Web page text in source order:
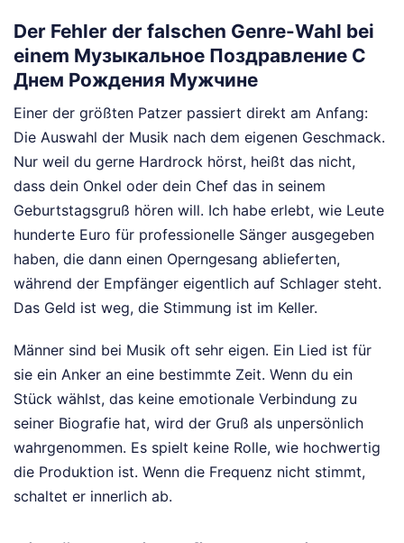
Der Fehler der falschen Genre-Wahl bei
einem Музыкальное Поздравление С
Днем Рождения Мужчине
Einer der größten Patzer passiert direkt am Anfang:
Die Auswahl der Musik nach dem eigenen Geschmack.
Nur weil du gerne Hardrock hörst, heißt das nicht,
dass dein Onkel oder dein Chef das in seinem
Geburtstagsgruß hören will. Ich habe erlebt, wie Leute
hunderte Euro für professionelle Sänger ausgegeben
haben, die dann einen Operngesang ablieferten,
während der Empfänger eigentlich auf Schlager steht.
Das Geld ist weg, die Stimmung ist im Keller.
Männer sind bei Musik oft sehr eigen. Ein Lied ist für
sie ein Anker an eine bestimmte Zeit. Wenn du ein
Stück wählst, das keine emotionale Verbindung zu
seiner Biografie hat, wird der Gruß als unpersönlich
wahrgenommen. Es spielt keine Rolle, wie hochwertig
die Produktion ist. Wenn die Frequenz nicht stimmt,
schaltet er innerlich ab.